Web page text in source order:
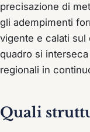
precisazione di
gli adempimenti
vigente e calati
quadro si
regionali in
Quali